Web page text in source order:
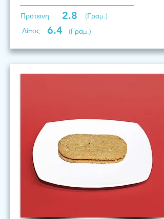
Προτεινη 2.8
(Γραμ.)
Λίπος
6.4 (Γραμ.)